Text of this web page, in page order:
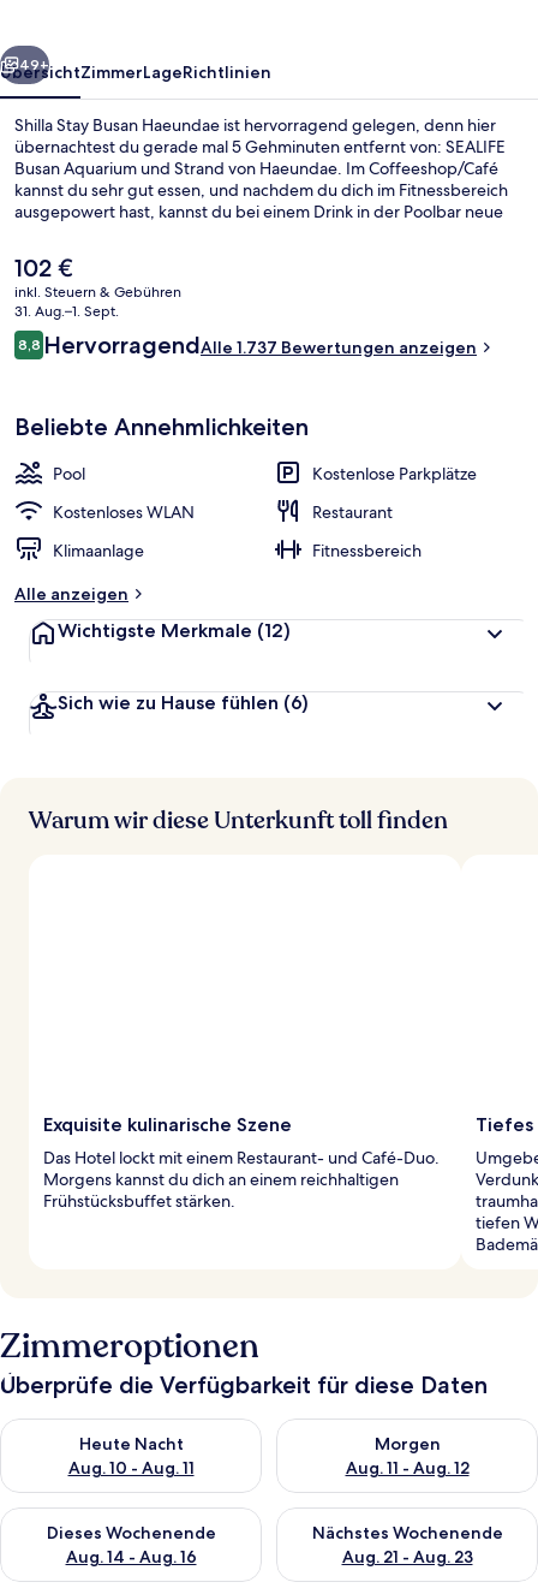
Weiter
49+
ÜbersichtZimmerLageRichtlinien
Shilla Stay Busan Haeundae ist hervorragend gelegen, denn hier
übernachtest du gerade mal 5 Gehminuten entfernt von: SEALIFE
Busan Aquarium und Strand von Haeundae. Im Coffeeshop/Café
kannst du sehr gut essen, und nachdem du dich im Fitnessbereich
ausgepowert hast, kannst du bei einem Drink in der Poolbar neue
und ein Außenpool (je nach Saison geöffnet). Andere Reisende
lieben das hilfsbereite Personal und die Lage. Die Unterkunft ist nur
einen kurzen Fußmarsch von den öffentlichen Verkehrsmitteln
entfernt: Zur U-Bahn läuft man 7 Minuten (Station Haeundae) bzw.
14 Minuten (Station Dongbaeg).
Der
aktuelle
Preis
beträgt
102 €.
102 €
inkl. Steuern & Gebühren
31. Aug.–1. Sept.
Bewertungen
8,88,8 von 10.
HervorragendAlle 1.737 Bewertungen anzeigen
Beliebte Annehmlichkeiten
Pool
Kostenlose Parkplätze
Kostenloses WLAN
Restaurant
Klimaanlage
Fitnessbereich
Alle anzeigen
Wichtigste Merkmale (12)
Sich wie zu Hause fühlen (6)
Warum wir diese Unterkunft toll finden
Exquisite kulinarische Szene
Das Hotel lockt mit einem Restaurant- und Café-Duo.
Morgens kannst du dich an einem reichhaltigen
Frühstücksbuffet stärken.
Tiefes
tiefen
Zimmeroptionen
Überprüfe die Verfügbarkeit für diese Daten
Heute Nacht
Aug. 10 - Aug. 11
Überprüfe die Verfügbarkeit für heute Nacht, Aug. 10 - Aug.
Morgen
Aug. 11 - Aug. 12
Überprüfe die Verfügbarkeit
Dieses Wochenende
Aug. 14 - Aug. 16
Überprüfe die Verfügbarkeit für dieses Wochenende, Aug. 14
Nächstes Wochenende
Aug. 21 - Aug. 23
Überprüfe die Verfügbarkeit